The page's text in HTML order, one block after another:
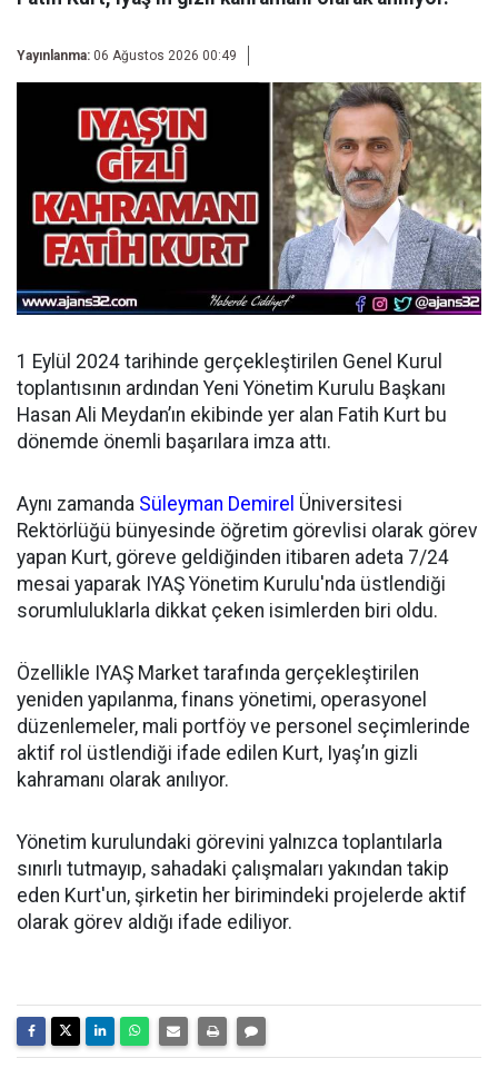
Yayınlanma: 06 Ağustos 2026 00:49
1 Eylül 2024 tarihinde gerçekleştirilen Genel Kurul
toplantısının ardından Yeni Yönetim Kurulu Başkanı
Hasan Ali Meydan’ın ekibinde yer alan Fatih Kurt bu
dönemde önemli başarılara imza attı.
Aynı zamanda Süleyman Demirel Üniversitesi
Rektörlüğü bünyesinde öğretim görevlisi olarak görev
yapan Kurt, göreve geldiğinden itibaren adeta 7/24
mesai yaparak IYAŞ Yönetim Kurulu'nda üstlendiği
sorumluluklarla dikkat çeken isimlerden biri oldu.
Özellikle IYAŞ Market tarafında gerçekleştirilen
yeniden yapılanma, finans yönetimi, operasyonel
düzenlemeler, mali portföy ve personel seçimlerinde
aktif rol üstlendiği ifade edilen Kurt, Iyaş’ın gizli
kahramanı olarak anılıyor.
Yönetim kurulundaki görevini yalnızca toplantılarla
sınırlı tutmayıp, sahadaki çalışmaları yakından takip
eden Kurt'un, şirketin her birimindeki projelerde aktif
olarak görev aldığı ifade ediliyor.